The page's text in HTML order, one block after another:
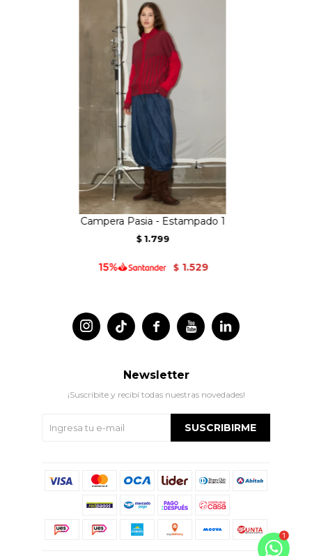
Campera Pasia - Estampado 1
$ 1.799
$ 1.529
 
 
Newsletter
¡Suscribite y recibí todas nuestras novedades!
SUSCRIBIRME